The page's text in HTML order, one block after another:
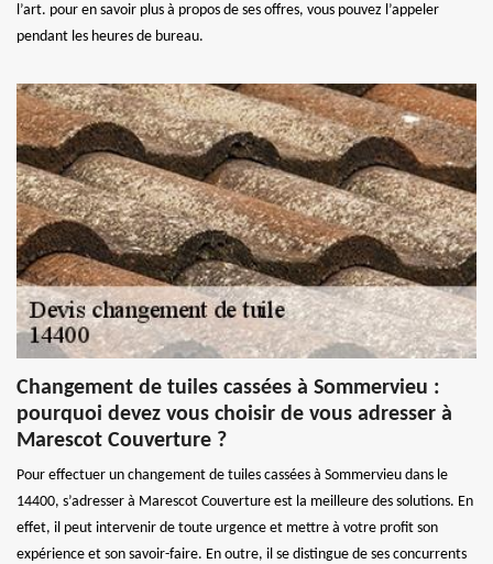
l’art. pour en savoir plus à propos de ses offres, vous pouvez l’appeler
pendant les heures de bureau.
Changement de tuiles cassées à Sommervieu :
pourquoi devez vous choisir de vous adresser à
Marescot Couverture ?
Pour effectuer un changement de tuiles cassées à Sommervieu dans le
14400, s’adresser à Marescot Couverture est la meilleure des solutions. En
effet, il peut intervenir de toute urgence et mettre à votre profit son
expérience et son savoir-faire. En outre, il se distingue de ses concurrents